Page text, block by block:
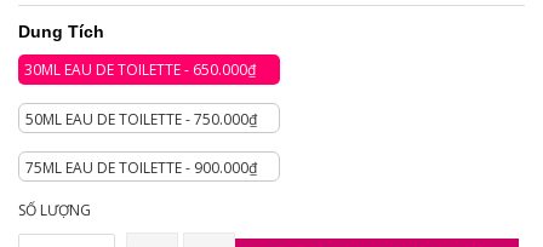
Dung Tích
30ML EAU DE TOILETTE - 650.000₫
50ML EAU DE TOILETTE - 750.000₫
75ML EAU DE TOILETTE - 900.000₫
SỐ LƯỢNG